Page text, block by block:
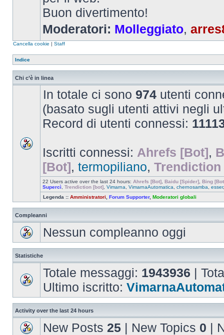
Buon divertimento!
Moderatori: Molleggiato,
Cancella cookie | Staff
Indice
Chi c’è in linea
In totale ci sono 974 utenti
(basato sugli utenti attivi negli
Record di utenti connessi:
Iscritti connessi: Ahrefs [Bot],
[Bot], termopiliano,
22 Users active over the last 24 hours: Ahrefs [Bot] Baidu [Spider] Bing
Supercì
Trendiction [bot] Vimarna VimarnaAutomatica chernosamba esser
Legenda :: Amministratori Forum Supporter, Moderatori globali
Compleanni
Nessun compleanno oggi
Statistiche
Totale messaggi: 1943936 |
Ultimo iscritto:
Activity over the last 24 hours
New Posts 25 | New Topics 0 |